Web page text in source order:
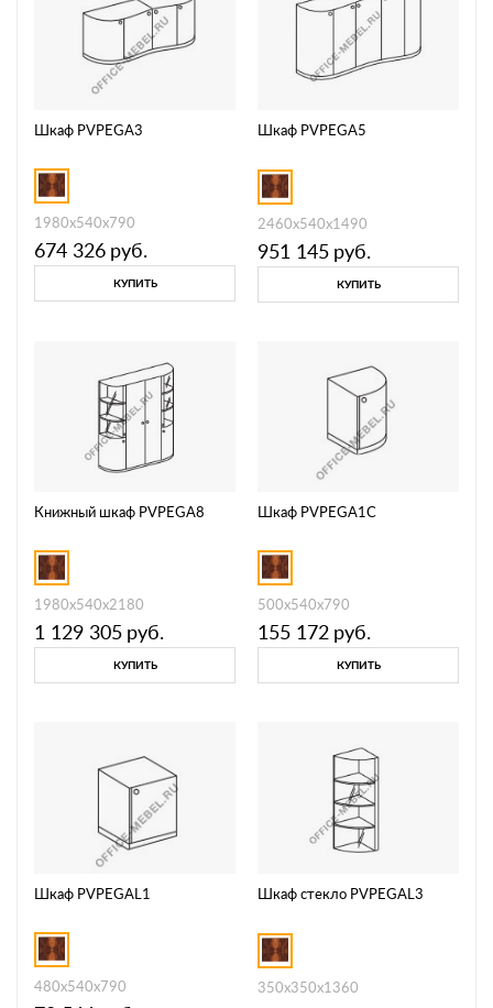
Шкаф PVPEGA3
1980x540x790
674 326 руб.
КУПИТЬ
Шкаф PVPEGA5
2460x540x1490
951 145 руб.
КУПИТЬ
Книжный шкаф PVPEGA8
1980x540x2180
1 129 305 руб.
КУПИТЬ
Шкаф PVPEGA1C
500x540x790
155 172 руб.
КУПИТЬ
Шкаф PVPEGAL1
480x540x790
Шкаф стекло PVPEGAL3
350x350x1360